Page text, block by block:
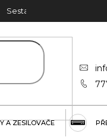
Sestava na míru
A ZESILOVAČE